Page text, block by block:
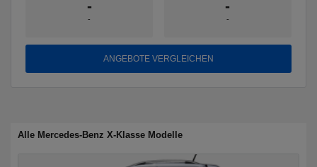
-
-
-
-
ANGEBOTE VERGLEICHEN
Alle Mercedes-Benz X-Klasse Modelle